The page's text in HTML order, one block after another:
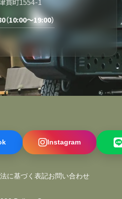
10:00～19:00）
Instagram
に基づく表記お問い合わせ